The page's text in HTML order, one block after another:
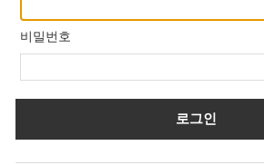
비밀번호